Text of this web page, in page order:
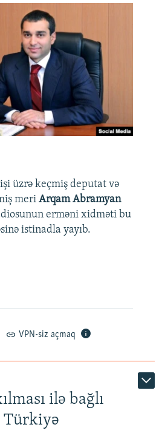
üzrə keçmiş deputat və
meri Arqam Abramyan
erməni xidməti bu
istinadla yayıb.
VPN-siz açmaq
ilə bağlı
Türkiyə